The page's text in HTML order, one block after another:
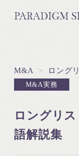
M&A > ロング
M&A実務
ロングリ
語解説集